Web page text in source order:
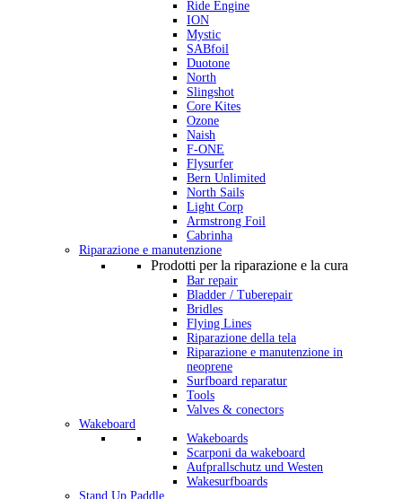
Ride Engine
ION
Mystic
SABfoil
Duotone
North
Slingshot
Core Kites
Ozone
Naish
F-ONE
Flysurfer
Bern Unlimited
North Sails
Light Corp
Armstrong Foil
Cabrinha
Riparazione e manutenzione
Prodotti per la riparazione e la cura
Bar repair
Bladder / Tuberepair
Bridles
Flying Lines
Riparazione della tela
Riparazione e manutenzione in
neoprene
Surfboard reparatur
Tools
Valves & conectors
Wakeboard
Wakeboards
Scarponi da wakeboard
Aufprallschutz und Westen
Wakesurfboards
Stand Up Paddle